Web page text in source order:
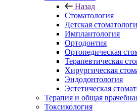
Назад
Стоматология
Детская
Имплантология
Ортодонтия
Ортопедическая
Терапевтическая
Хирургическая
Эндодонтология
Эстетическая
Терапия и общая
Токсикология